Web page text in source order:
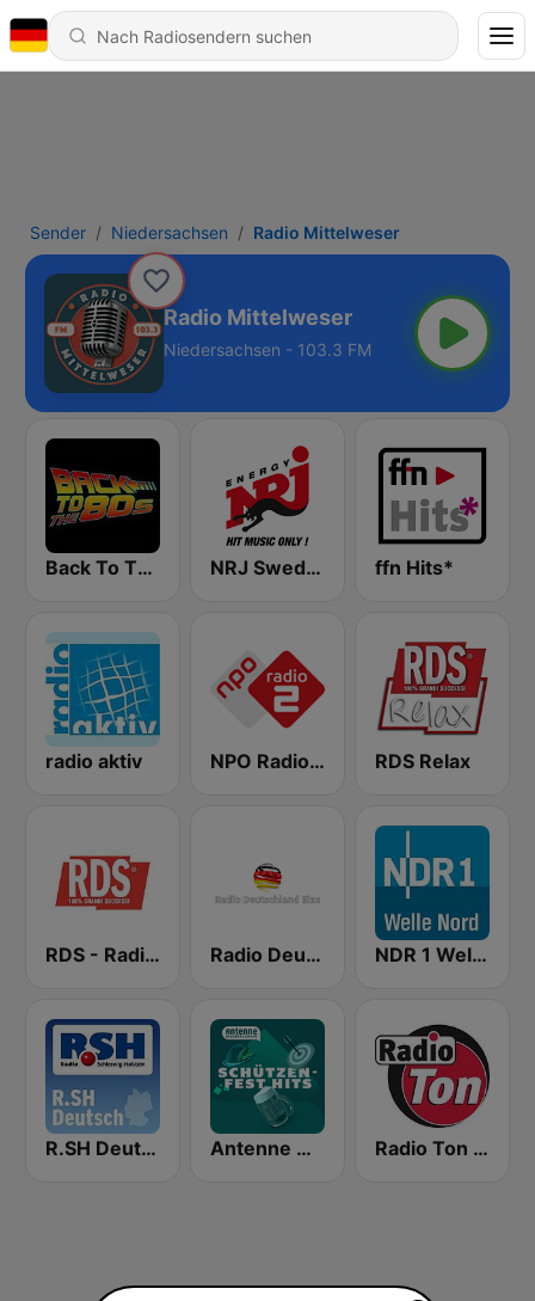
Sender Niedersachsen Radio Mittelweser
Radio Mittelweser
Niedersachsen - 103.3 FM
Back To The 80's Radio NRJ Sweden ffn Hits*
radio aktiv NPO Radio 2 RDS Relax
RDS - Radio Dimensione Suono Radio Deutschland Eins NDR 1 Welle Nord - Norderstedt
R.SH Deutsch Antenne Niedersachsen - Schützenfest Hits Radio Ton - Nachrichten